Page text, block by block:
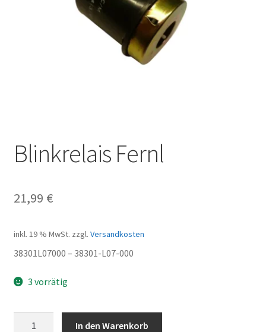
Blinkrelais Fernl
21,99 €
inkl. 19 % MwSt. zzgl. Versandkosten
38301L07000 – 38301-L07-000
3 vorrätig
In den Warenkorb